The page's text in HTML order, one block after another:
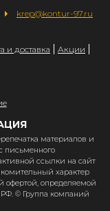
krep@kontur-97.ru
и доставка
Акции
материалов и
письменного
ссылки на сайт
характер
офертой, определяемой
© Группа компаний